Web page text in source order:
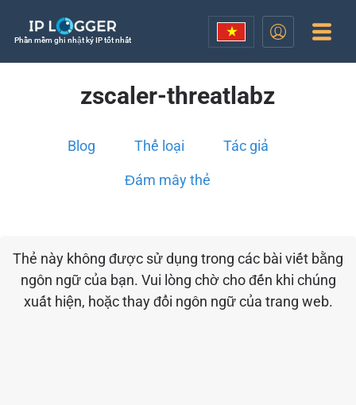
Phần mềm ghi nhật ký IP tốt nhất
zscaler-threatlabz
Blog Thể loại Tác giả
Đám mây thẻ